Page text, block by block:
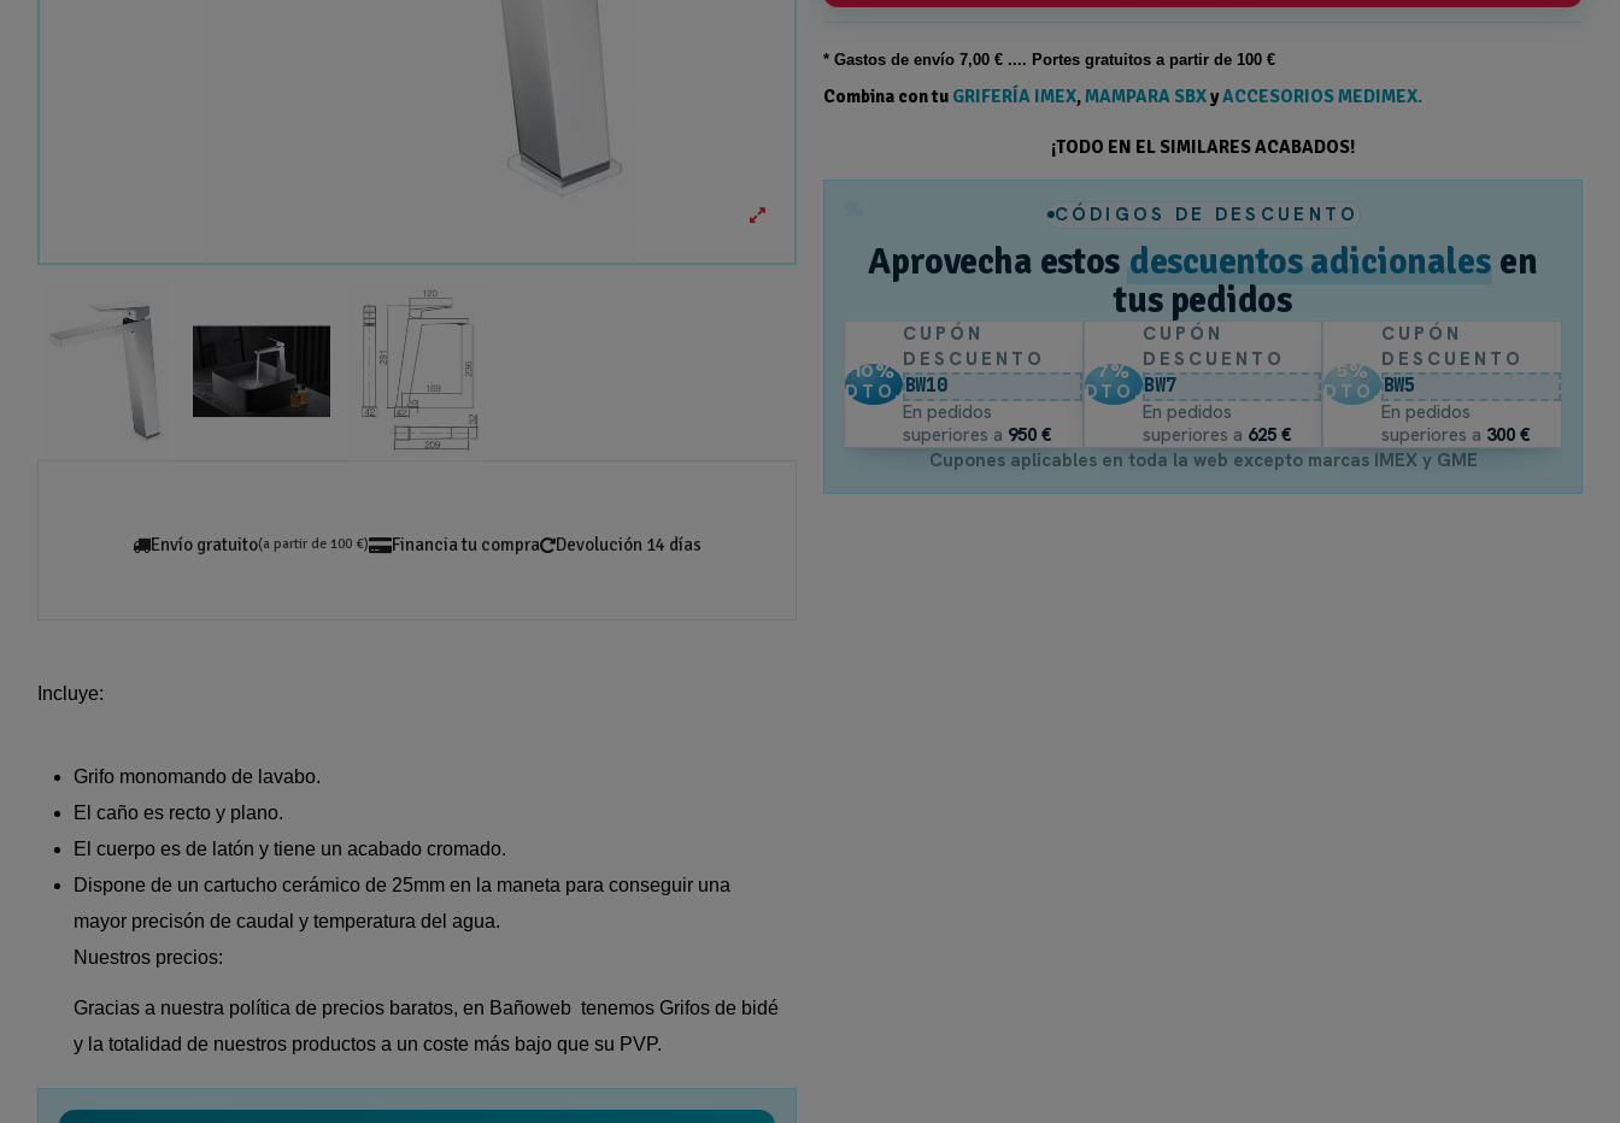
Envío gratuito(a partir de 100 €) Financia tu compra Devolución 14 días
Incluye:
Grifo monomando de lavabo.
El caño es recto y plano.
El cuerpo es de latón y tiene un acabado cromado.
Dispone de un cartucho cerámico de 25mm en la maneta para conseguir una
mayor precisón de caudal y temperatura del agua.
Nuestros precios:
Gracias a nuestra política de precios baratos, en Bañoweb tenemos Grifos de bidé
y la totalidad de nuestros productos a un coste más bajo que su PVP.
* Gastos deenvío 7,00 € .... Portes gratuitos a partir de 100 €
Combina con tu GRIFERÍA IMEX,MAMPARA SBXyACCESORIOS MEDIMEX.
¡TODO EN EL SIMILARES ACABADOS!
CÓDIGOS DE DESCUENTO
Aprovecha estos descuentos adicionales en
tus pedidos
10%
DTO.
CUPÓN
DESCUENTO
BW10
En pedidos
superiores a 950 €
7%
DTO.
CUPÓN
DESCUENTO
BW7
En pedidos
superiores a 625 €
5%
DTO.
CUPÓN
DESCUENTO
BW5
En pedidos
superiores a 300 €
Cupones aplicables en toda la web excepto marcas IMEX y GME